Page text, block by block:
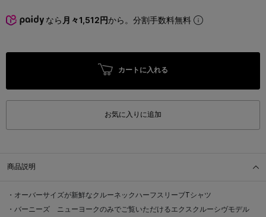
なら 月々1,512円から。分割手数料無料
カートに入れる
お気に入りに追加
商品説明
・オーバーサイズが新鮮なクルーネックハーフスリーブTシャツ
・バーニーズ ニューヨークのみでご覧いただけるエクスクルーシヴモデル